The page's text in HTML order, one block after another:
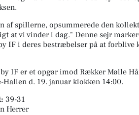
af spillerne, opsummerede den
at vi vinder i dag." Denne sejr
IF i deres bestræbelser på at forblive
IF er et opgør imod Rækker Mølle
Hallen d. 19. januar klokken 14:00.
39-31
Herrer